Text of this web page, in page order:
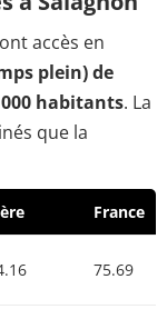
accès en
plein) de
habitants. La
que la
France
75.69